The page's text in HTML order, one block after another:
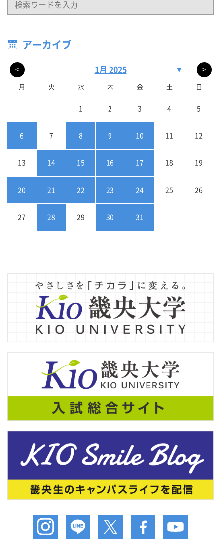
アーカイブ
< 1月 2025 ▼ >
月 火 水 木 金 土 日
1 2 3 4 5
6 7 8 9 10 11 12
13 14 15 16 17 18 19
20 21 22 23 24 25 26
27 28 29 30 31